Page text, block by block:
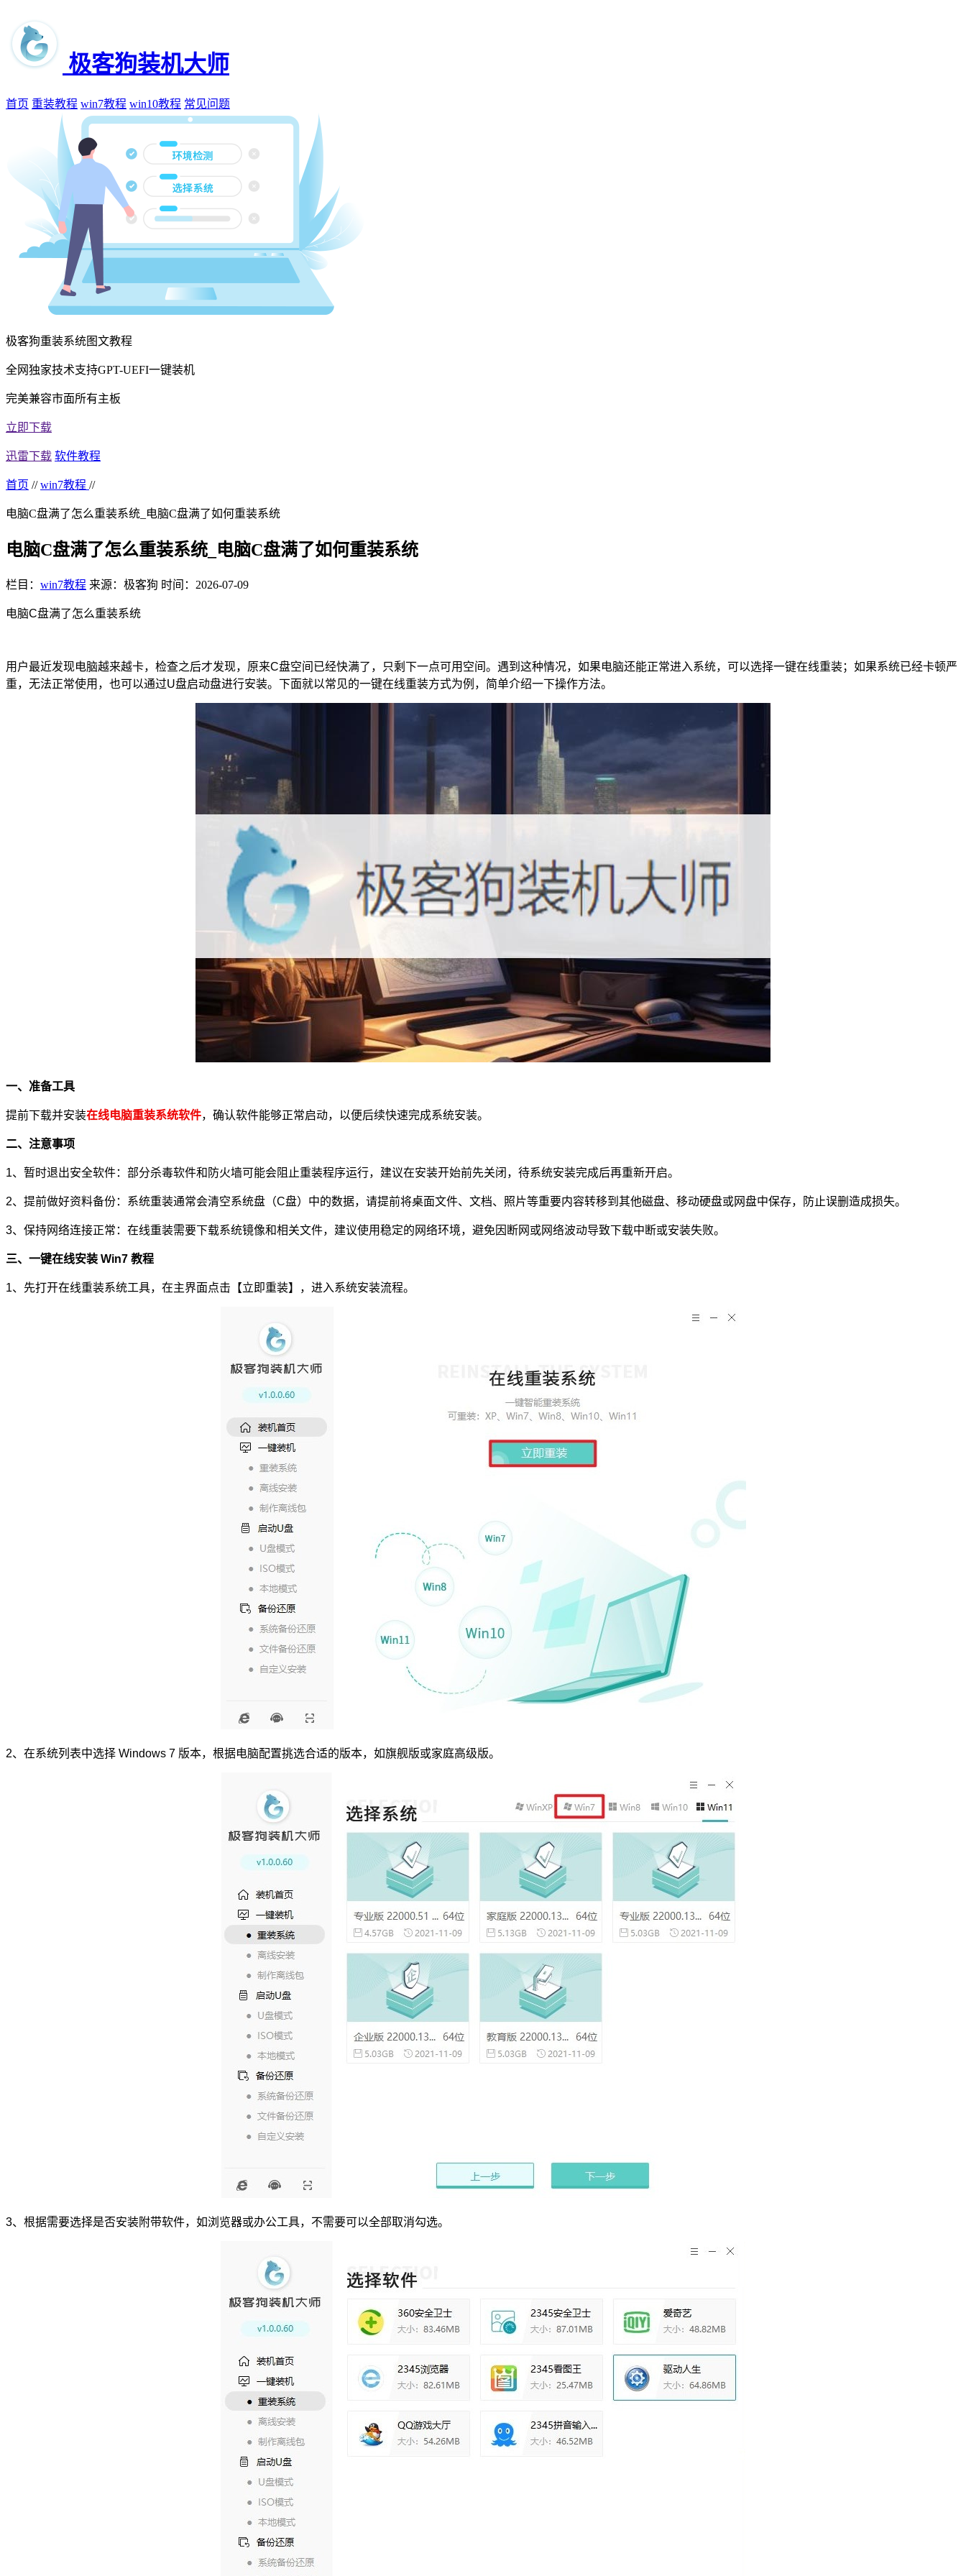
极客狗装机大师
首页 重装教程 win7教程 win10教程 常见问题
极客狗重装系统图文教程
全网独家技术支持GPT-UEFI一键装机
完美兼容市面所有主板
立即下载
迅雷下载 软件教程
首页 // win7教程 //
电脑C盘满了怎么重装系统_电脑C盘满了如何重装系统
电脑C盘满了怎么重装系统_电脑C盘满了如何重装系统
栏目： win7教程 来源：极客狗 时间：2026-07-09
电脑C盘满了怎么重装系统
用户最近发现电脑越来越卡，检查之后才发现，原来C盘空间已经快满了，只剩下一点可用空间。遇到这种情况，如果电脑还能正常进入系统，可以选择一键在线重装；如果系统已经卡顿严
重，无法正常使用，也可以通过U盘启动盘进行安装。下面就以常见的一键在线重装方式为例，简单介绍一下操作方法。
一、准备工具
提前下载并安装在线电脑重装系统软件，确认软件能够正常启动，以便后续快速完成系统安装。
二、注意事项
1、暂时退出安全软件：部分杀毒软件和防火墙可能会阻止重装程序运行，建议在安装开始前先关闭，待系统安装完成后再重新开启。
2、提前做好资料备份：系统重装通常会清空系统盘（C盘）中的数据，请提前将桌面文件、文档、照片等重要内容转移到其他磁盘、移动硬盘或网盘中保存，防止误删造成损失。
3、保持网络连接正常：在线重装需要下载系统镜像和相关文件，建议使用稳定的网络环境，避免因断网或网络波动导致下载中断或安装失败。
三、一键在线安装 Win7 教程
1、先打开在线重装系统工具，在主界面点击【立即重装】，进入系统安装流程。
2、在系统列表中选择 Windows 7 版本，根据电脑配置挑选合适的版本，如旗舰版或家庭高级版。
3、根据需要选择是否安装附带软件，如浏览器或办公工具，不需要可以全部取消勾选。